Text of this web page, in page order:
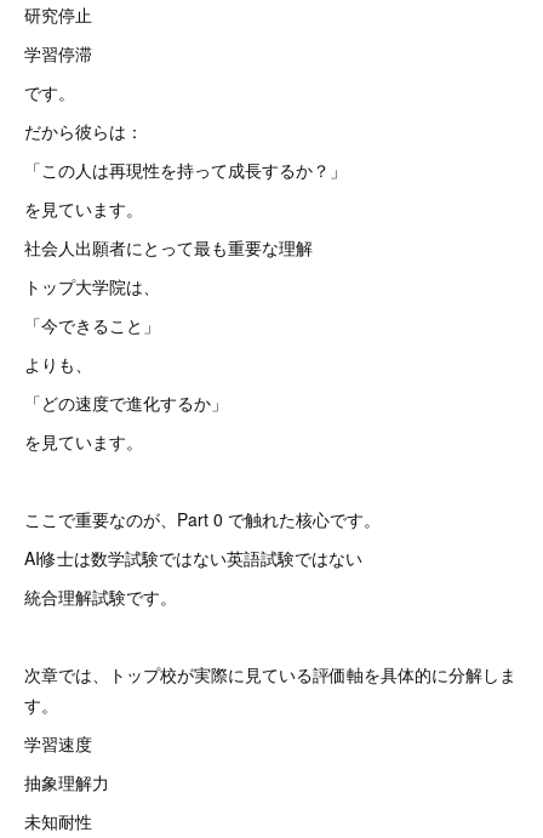
研究停止
学習停滞
です。
だから彼らは：
「この人は再現性を持って成長するか？」
を見ています。
社会人出願者にとって最も重要な理解
トップ大学院は、
「今できること」
よりも、
「どの速度で進化するか」
を見ています。
ここで重要なのが、Part 0 で触れた核心です。
AI修士は数学試験ではない英語試験ではない
統合理解試験です。
次章では、トップ校が実際に見ている評価軸を具体的に分解しま
す。
学習速度
抽象理解力
未知耐性